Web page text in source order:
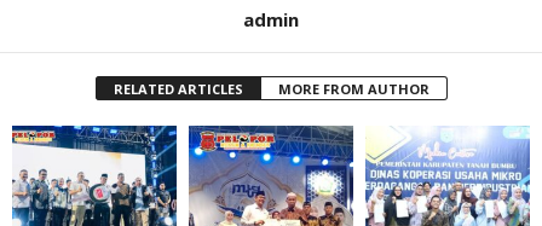
admin
RELATED ARTICLES MORE FROM AUTHOR